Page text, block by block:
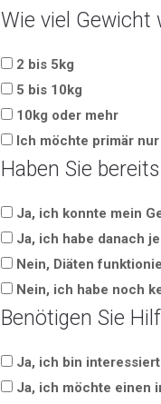
Wie viel Gewicht
2 bis 5kg
5 bis 10kg
10kg oder mehr
Ich möchte primär
Haben Sie
Ja, ich konnte mein
Ja, ich habe danach
Nein, Diäten
Nein, ich habe noch
Benötigen Sie
Ja, ich bin
Ja, ich möchte einen